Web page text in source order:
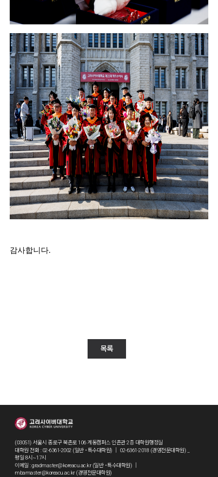
목록
(03051) 서울시 종로구 북촌로 106 계동캠퍼스 인촌관 2층 대학원행정실
대학원 전화 : 02-6361-2002 (일반 ˙특수대학원) ｜ 02-6361-2018 (경영전문대학원) _
평일 8시~17시
이메일 : gradmaster@koreacu.ac.kr (일반 ˙특수대학원) ｜
mbamaster@koreacu.ac.kr (경영전문대학원)